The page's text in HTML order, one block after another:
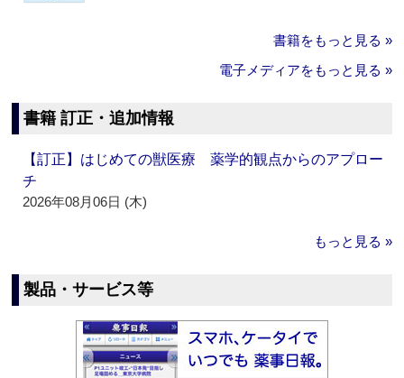
書籍をもっと見る »
電子メディアをもっと見る »
書籍 訂正・追加情報
【訂正】はじめての獣医療 薬学的観点からのアプロー
チ
2026年08月06日 (木)
もっと見る »
製品・サービス等